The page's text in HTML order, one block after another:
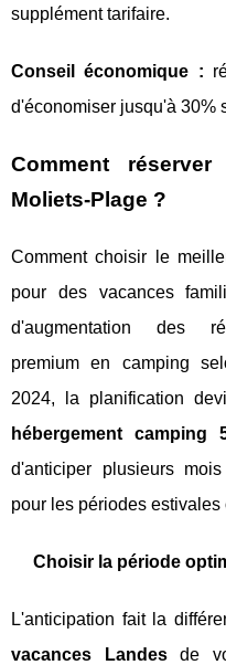
supplément tarifaire.
Conseil économique :
d'économiser jusqu'à 30%
Comment
Moliets-Plage ?
Comment choisir le
pour des vacances
d'augmentation des
premium en camping
2024, la planification
hébergement camping
d'anticiper plusieurs
pour les périodes
Choisir la période
L'anticipation fait la
vacances Landesde